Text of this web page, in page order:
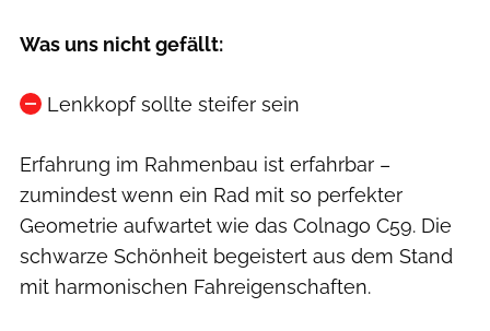
Was uns nicht gefällt:
Lenkkopf sollte steifer sein
Erfahrung im Rahmenbau ist erfahrbar –
zumindest wenn ein Rad mit so perfekter
Geometrie aufwartet wie das Colnago C59. Die
schwarze Schönheit begeistert aus dem Stand
mit harmonischen Fahreigenschaften.